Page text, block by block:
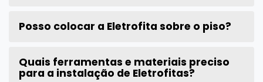
Posso colocar a Eletrofita sobre o piso?
Quais ferramentas e materiais preciso
para a instalação de Eletrofitas?